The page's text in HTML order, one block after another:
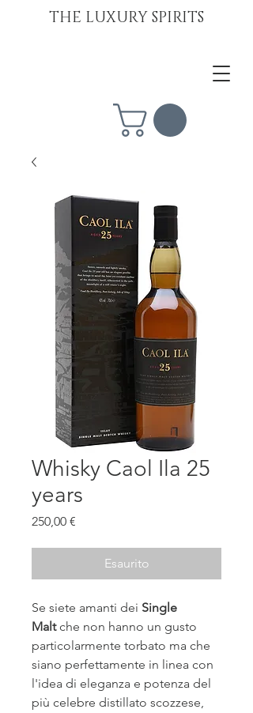
THE LUXURY SPIRITS
Whisky Caol Ila 25
years
250,00 €
Esaurito
Se siete amanti dei Single
Maltche non hanno un gusto
particolarmente torbato ma che
siano perfettamente in linea con
l'idea di eleganza e potenza del
più celebre distillato scozzese,